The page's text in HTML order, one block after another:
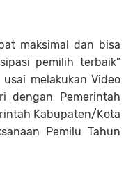
maksimal dan bisa
pemilih terbaik”
melakukan Video
dengan Pemerintah
Kabupaten/Kota
Pemilu Tahun